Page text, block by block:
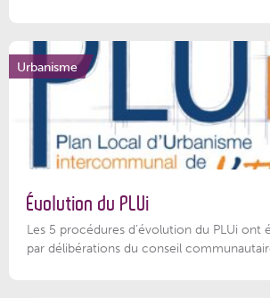
Urbanisme
Évolution du PLUi
Les 5 procédures d’évolution du PLUi ont
par délibérations du conseil communautaire